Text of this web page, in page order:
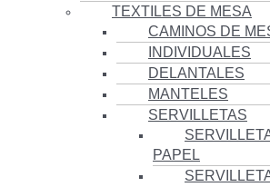
TEXTILES DE MESA
CAMINOS DE
INDIVIDUALES
DELANTALES
MANTELES
SERVILLETAS
PAPEL